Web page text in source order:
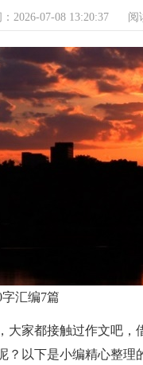
2026-07-08 13:20:37 阅
字汇编7篇
大家都接触过作文吧
？以下是小编精心整理